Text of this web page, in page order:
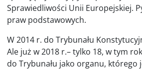
Sprawiedliwości Unii Europejskiej.
praw podstawowych.
W 2014 r. do Trybunału
Ale już w 2018 r.– tylko 18, w tym
do Trybunału jako organu,